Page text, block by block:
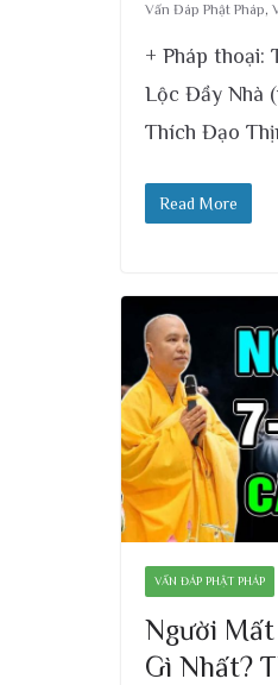
Vấn Đáp Phật Pháp,
+ Pháp thoại:
Lộc Đầy Nhà
Thích Đạo
Read More
VẤN ĐÁP PHẬT PHÁP
Người Mất
Gì Nhất?